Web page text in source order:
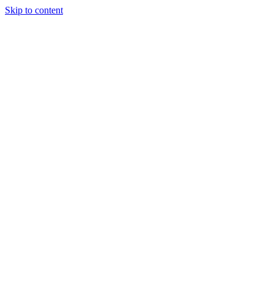
Skip to content